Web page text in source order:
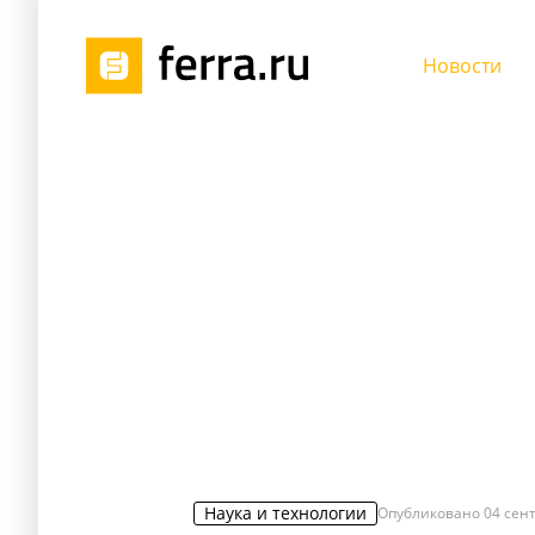
Новости
Наука и технологии Опубликовано04